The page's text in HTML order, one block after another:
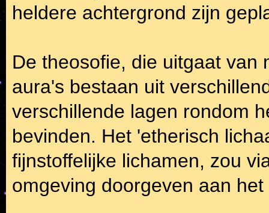
heldere achtergrond zijn
De theosofie, die uitgaat van
aura's bestaan uit
verschillende lagen rondom
bevinden. Het 'etherisch
fijnstoffelijke lichamen, zou
omgeving doorgeven aan